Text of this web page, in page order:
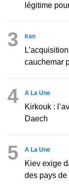
légitime
3 Iran
cauchemar
4 A La Une
Kirkouk :
Daech
5 A La Une
Kiev exige
des pays de